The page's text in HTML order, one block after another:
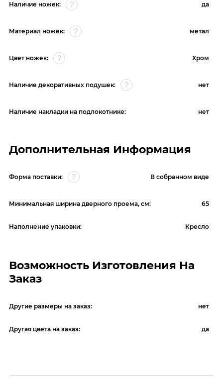
Наличие ножек: да
Материал ножек: метал
Цвет ножек: Хром
Наличие декоративных подушек: нет
Наличие накладки на подлокотнике: нет
Дополнительная Информация
Форма поставки: В собранном виде
Минимальная ширина дверного проема, см: 65
Наполнение упаковки: Кресло
Возможность Изготовления На
Заказ
Другие размеры на заказ: нет
Другая цвета на заказ: да